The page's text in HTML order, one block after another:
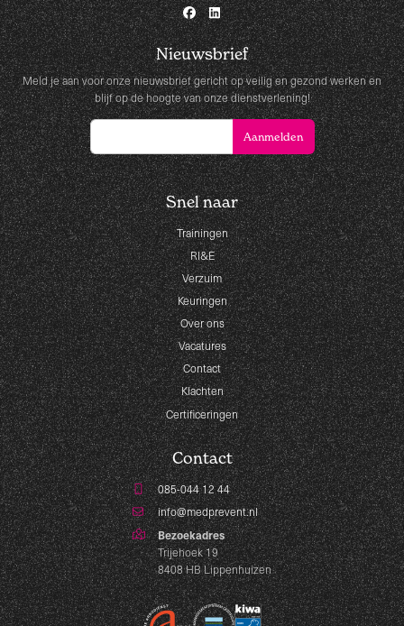
Nieuwsbrief
Meld je aan voor onze nieuwsbrief gericht op veilig en gezond werken en
blijf op de hoogte van onze dienstverlening!
Snel naar
Trainingen
RI&E
Verzuim
Keuringen
Over ons
Vacatures
Contact
Klachten
Certificeringen
Contact
085-044 12 44
info@medprevent.nl
Bezoekadres
Trijehoek 19
8408 HB Lippenhuizen